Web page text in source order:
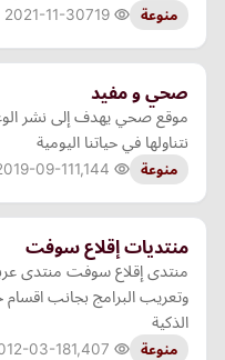
منوعة 2021-11-30
صحي و مفيد
موقع صحي يهدف إلى نشر
نتناولها في حياتنا اليومية
منوعة 09-11
منتديات إقلاع سوفت
منتدى إقلاع سوفت منتدى
وتعريب البرامج بجانب اقسام
الذكية
منوعة 03-18